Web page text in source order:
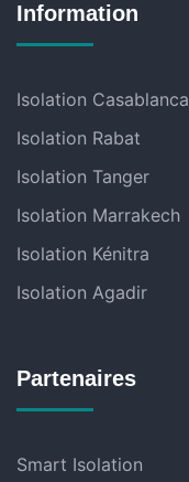
Information
Isolation Casablanca
Isolation Rabat
Isolation Tanger
Isolation Marrakech
Isolation Kénitra
Isolation Agadir
Partenaires
Smart Isolation